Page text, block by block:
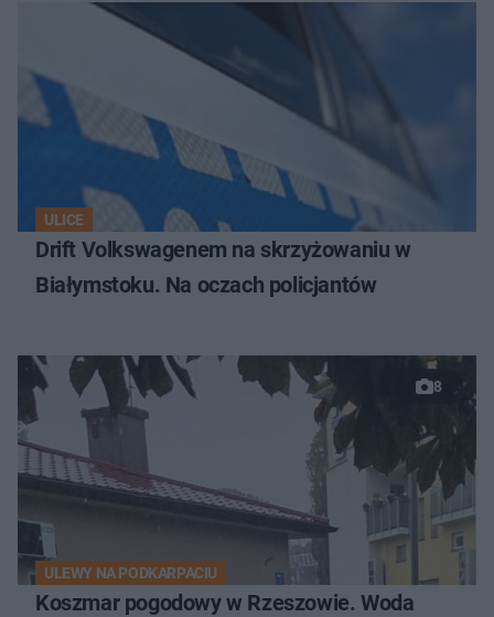
ULICE
Drift Volkswagenem na skrzyżowaniu w
Białymstoku. Na oczach policjantów
8
ULEWY NA PODKARPACIU
Koszmar pogodowy w Rzeszowie. Woda